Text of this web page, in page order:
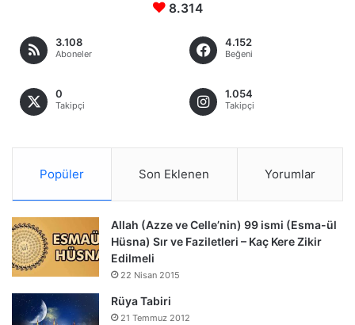
8.314
3.108
Aboneler
4.152
Beğeni
0
Takipçi
1.054
Takipçi
Popüler Son Eklenen Yorumlar
Allah (Azze ve Celle’nin) 99 ismi (Esma-ül
Hüsna) Sır ve Faziletleri – Kaç Kere Zikir
Edilmeli
22 Nisan 2015
Rüya Tabiri
21 Temmuz 2012